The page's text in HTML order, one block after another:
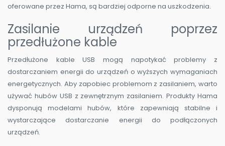
oferowane przez Hama, są bardziej odporne na uszkodzenia.
Zasilanie urządzeń poprzez
przedłużone kable
Przedłużone kable USB mogą napotykać problemy z
dostarczaniem energii do urządzeń o wyższych wymaganiach
energetycznych. Aby zapobiec problemom z zasilaniem, warto
używać hubów USB z zewnętrznym zasilaniem. Produkty Hama
dysponują modelami hubów, które zapewniają stabilne i
wystarczające dostarczanie energii do podłączonych
urządzeń.